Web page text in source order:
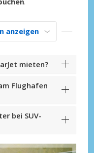
anzeigen
mieten?
Flughafen
bei SUV-